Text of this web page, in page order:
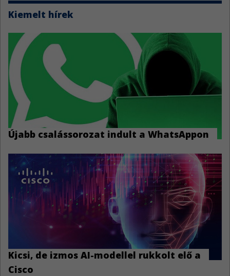
Kiemelt hírek
Újabb csalássorozat indult a WhatsAppon
Kicsi, de izmos AI-modellel rukkolt elő a
Cisco